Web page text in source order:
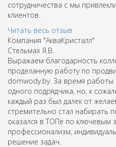
сотрудничества с мы
клиентов.
Читать весь отзыв
Компания "АкваКристалл"
Стельмах Я.В.
Выражаем благодарность
проделанную работу по
domwody.by. За время
одного подрядчика, но, к
каждый раз был далек от
стремительно стал набирать
оказался в ТОПе по ключевым
профессионализм,
решение задач.